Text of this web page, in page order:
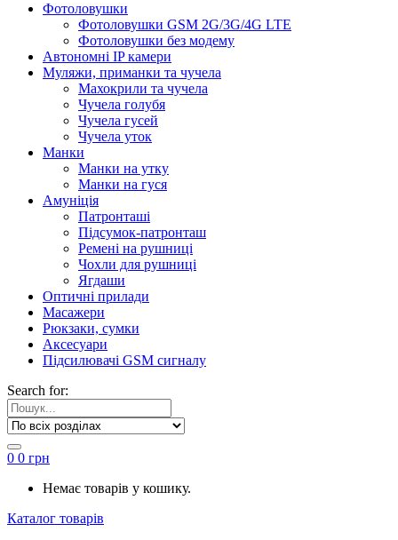
Фотоловушки
Фотоловушки GSM 2G/3G/4G LTE
Фотоловушки без модему
Автономні IP камери
Муляжи, приманки та чучела
Махокрили та чучела
Чучела голубя
Чучела гусей
Чучела уток
Манки
Манки на утку
Манки на гуся
Амуніція
Патронташі
Підсумок-патронташ
Ремені на рушниці
Чохли для рушниці
Ягдаши
Оптичні прилади
Масажери
Рюкзаки, сумки
Аксесуари
Підсилювачі GSM сигналу
Search for:
0 0 грн
Немає товарів у кошику.
Каталог товарів